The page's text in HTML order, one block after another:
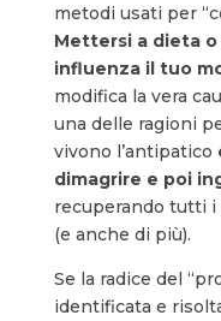
metodi usati per
Mettersi a dieta
influenza il tuo
modifica la vera
una delle ragioni
vivono l’antipatico
dimagrire e poi
recuperando tutti
(e anche di più).
Se la radice del
identificata e